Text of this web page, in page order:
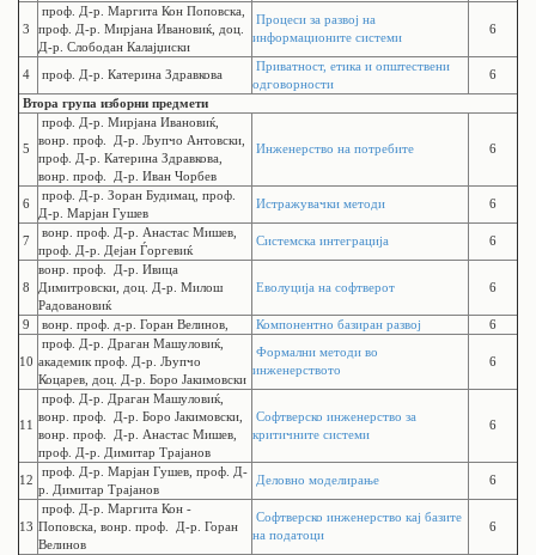
3
проф. Д-р. Маргита Кон Поповска,
проф. Д-р. Мирјана Ивановиќ, доц.
Д-р. Слободан Калајџиски
Процеси за развој на
информационите системи
6
4 проф. Д-р. Катерина Здравкова
Приватност, етика и општествени
одговорности
6
Втора група изборни предмети
5
проф. Д-р. Мирјана Ивановиќ,
вонр. проф.
Д-р. Љупчо Антовски,
проф. Д-р. Катерина Здравкова,
вонр. проф.
Д-р. Иван Чорбев
Инженерство на потребите 6
6
проф. Д-р. Зоран Будимац, проф.
Д-р. Марјан Гушев
Истражувачки методи 6
7
вонр. проф. Д-р. Анастас Мишев,
проф. Д-р. Дејан Ѓоргевиќ
Системска интеграција 6
8
вонр. проф.
Д-р. Ивица
Димитровски, доц. Д-р. Милош
Радовановиќ
Еволуција на софтверот 6
9 вонр. проф. д-р. Горан Велинов, Компонентно базиран развој 6
10
проф. Д-р. Драган Машуловиќ,
академик проф. Д-р. Љупчо
Коцарев, доц. Д-р. Боро Јакимовски
Формални методи во
инженерството
6
11
проф. Д-р. Драган Машуловиќ,
вонр. проф.
Д-р. Боро Јакимовски,
вонр. проф.
Д-р. Анастас Мишев,
проф. Д-р. Димитар Трајанов
Софтверско инженерство за
критичните системи
6
12
проф. Д-р. Марјан Гушев, проф. Д-
р. Димитар Трајанов
Деловно моделирање 6
13
проф. Д-р. Маргита Кон -
Поповска, вонр. проф.
Д-р. Горан
Велинов
Софтверско инженерство кај базите
на податоци
6